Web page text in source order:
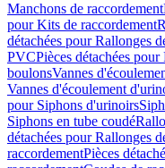
Manchons de raccordement
pour Kits de raccordement
détachées pour Rallonges
PVCPièces détachées
boulonsVannes
Vannes d'écoulement
pour Siphons d'urinoirs
Siphons en tube coudé
détachées pour Rallonges
raccordementPièces